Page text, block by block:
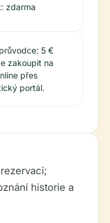
zdarma
5 €
zakoupit na
přes
portál.
historie a